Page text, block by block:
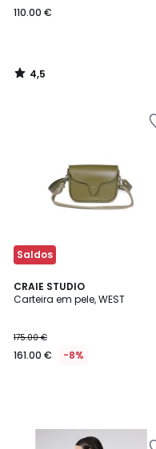
110.00 €
4,5
/
Saldos
CRAIE STUDIO
Carteira em pele, WEST
175.00 €
161.00 € -8%